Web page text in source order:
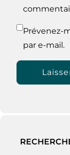
Prévenez-
par e-mail.